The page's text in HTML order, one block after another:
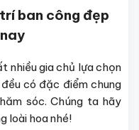
ban công đẹp
nhiều gia chủ lựa chọn
có đặc điểm chung
sóc. Chúng ta hãy
loài hoa nhé!